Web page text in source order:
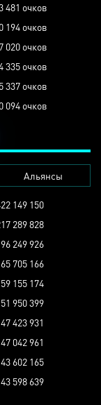
481 очков
194 очков
020 очков
335 очков
337 очков
094 очков
Альянсы
149 150
289 828
249 926
705 166
155 174
950 399
423 931
042 961
602 165
598 639